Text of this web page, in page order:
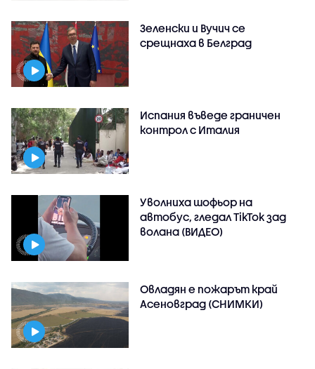
Зеленски и Вучич се
срещнаха в Белград
Испания въведе граничен
контрол с Италия
Уволниха шофьор на
автобус, гледал TikTok зад
волана (ВИДЕО)
Овладян е пожарът край
Асеновград (СНИМКИ)